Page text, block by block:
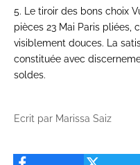
5. Le tiroir des bons choix
pièces 23 Mai Paris pliées,
visiblement douces. La
constituée avec
soldes.
Ecrit par Marissa Saiz